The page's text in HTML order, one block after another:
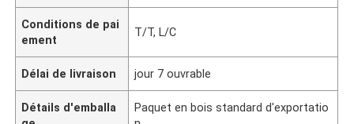
Conditions de pai
ement
T/T, L/C
Délai de livraison jour 7 ouvrable
Détails d'emballa
Paquet en bois standard d'exportatio